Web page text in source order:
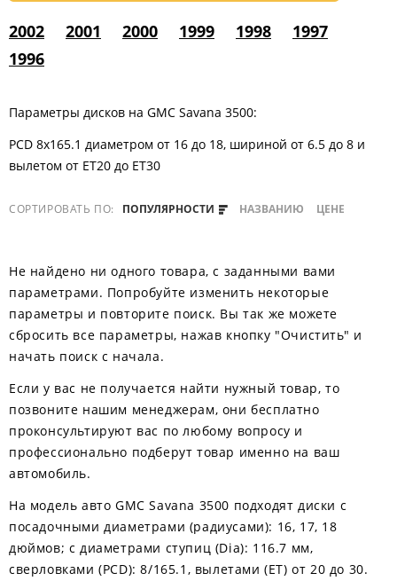
2002 2001 2000 1999 1998
1997
1996
Параметры дисков на GMC Savana 3500:
PCD 8x165.1 диаметром от 16 до 18, шириной от 6.5 до 8 и
вылетом от ET20 до ET30
СОРТИРОВАТЬ ПО: ПОПУЛЯРНОСТИ НАЗВАНИЮ ЦЕНЕ
Не найдено ни одного товара, с заданными вами
параметрами. Попробуйте изменить некоторые
параметры и повторите поиск. Вы так же можете
сбросить все параметры, нажав кнопку "Очистить" и
начать поиск с начала.
Если у вас не получается найти нужный товар, то
позвоните нашим менеджерам, они бесплатно
проконсультируют вас по любому вопросу и
профессионально подберут товар именно на ваш
автомобиль.
На модель авто GMC Savana 3500 подходят диски с
посадочными диаметрами (радиусами): 16, 17, 18
дюймов; с диаметрами ступиц (Dia): 116.7 мм,
сверловками (PCD): 8/165.1, вылетами (ЕТ) от 20 до 30.